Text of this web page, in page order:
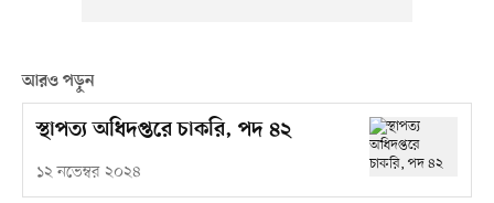
আরও পড়ুন
স্থাপত্য অধিদপ্তরে চাকরি, পদ ৪২
১২ নভেম্বর ২০২৪